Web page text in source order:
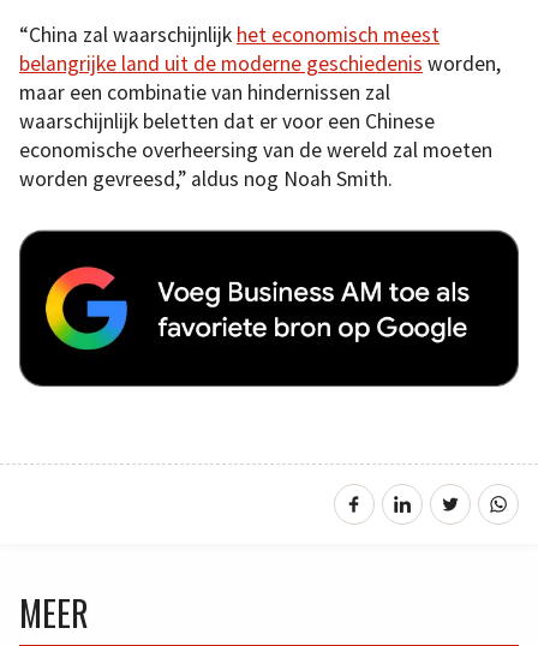
“China zal waarschijnlijk het economisch meest
belangrijke land uit de moderne geschiedenis worden,
maar een combinatie van hindernissen zal
waarschijnlijk beletten dat er voor een Chinese
economische overheersing van de wereld zal moeten
worden gevreesd,” aldus nog Noah Smith.
MEER